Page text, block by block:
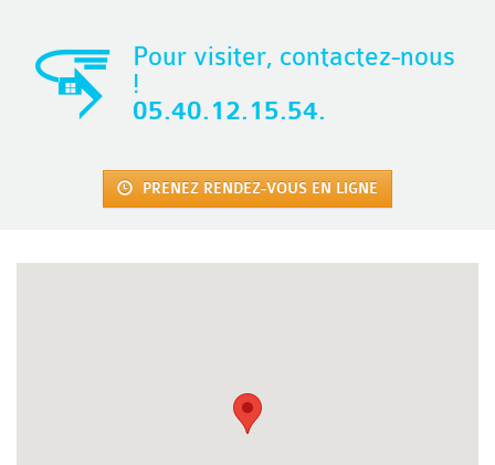
Pour visiter, contactez-nous
!
05.40.12.15.54.
PRENEZ RENDEZ-VOUS EN LIGNE